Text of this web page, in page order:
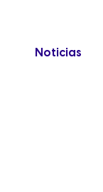
Noticias